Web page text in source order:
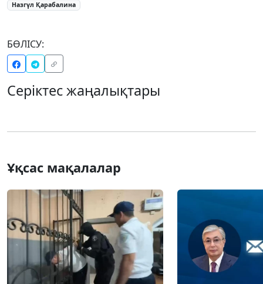
Назгүл Қарабалина
БӨЛІСУ:
Серіктес жаңалықтары
Ұқсас мақалалар